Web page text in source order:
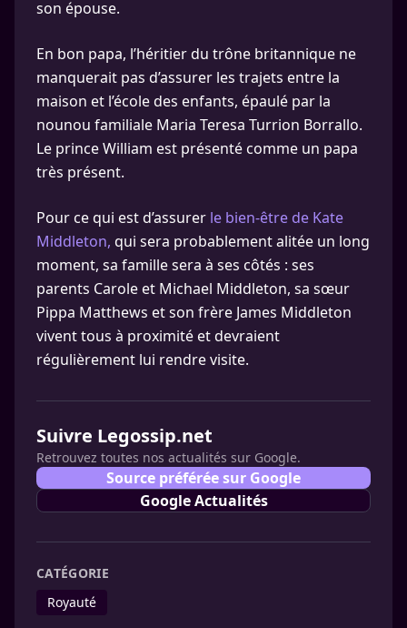
son épouse.
En bon papa, l’héritier du trône britannique ne
manquerait pas d’assurer les trajets entre la
maison et l’école des enfants, épaulé par la
nounou familiale Maria Teresa Turrion Borrallo.
Le prince William est présenté comme un papa
très présent.
Pour ce qui est d’assurer le bien-être de Kate
Middleton, qui sera probablement alitée un long
moment, sa famille sera à ses côtés : ses
parents Carole et Michael Middleton, sa sœur
Pippa Matthews et son frère James Middleton
vivent tous à proximité et devraient
régulièrement lui rendre visite.
Suivre Legossip.net
Retrouvez toutes nos actualités sur Google.
Source préférée sur Google
Google Actualités
CATÉGORIE
Royauté